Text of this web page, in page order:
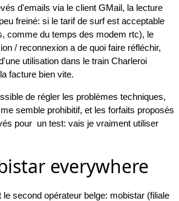
d'emails via le client GMail, la lecture
freiné: si le tarif de surf est acceptable
comme du temps des modem rtc), le
/ reconnexion a de quoi faire réfléchir,
utilisation dans le train Charleroi
facture bien vite.
de régler les problèmes techniques,
semble prohibitif, et les forfaits proposés
pour un test: vais je vraiment utiliser
everywhere
second opérateur belge: mobistar (filiale